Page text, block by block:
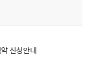
신청안내